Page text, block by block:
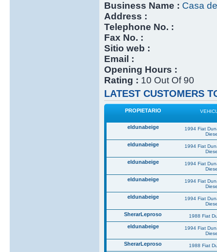
Business Name : Casa
Address :
Telephone No. :
Fax No. :
Sitio web :
Email :
Opening Hours :
Rating : 10 Out Of 90
LATEST CUSTOMERS
PROPIETARIO
eldunabeige
1994 Fiat
eldunabeige
1994 Fiat
eldunabeige
1994 Fiat
eldunabeige
1994 Fiat
eldunabeige
1994 Fiat
SherarLeproso 1988 Fiat
eldunabeige
1994 Fiat
SherarLeproso 1988 Fiat